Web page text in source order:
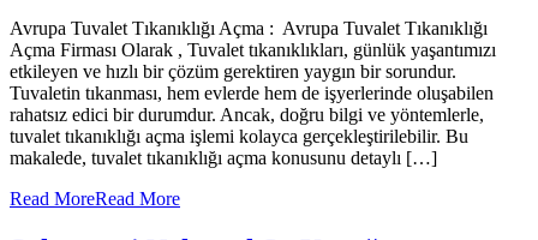
Avrupa Tuvalet Tıkanıklığı Açma : Avrupa Tuvalet Tıkanıklığı
Açma Firması Olarak , Tuvalet tıkanıklıkları, günlük yaşantımızı
etkileyen ve hızlı bir çözüm gerektiren yaygın bir sorundur.
Tuvaletin tıkanması, hem evlerde hem de işyerlerinde oluşabilen
rahatsız edici bir durumdur. Ancak, doğru bilgi ve yöntemlerle,
tuvalet tıkanıklığı açma işlemi kolayca gerçekleştirilebilir. Bu
makalede, tuvalet tıkanıklığı açma konusunu detaylı […]
Read MoreRead More